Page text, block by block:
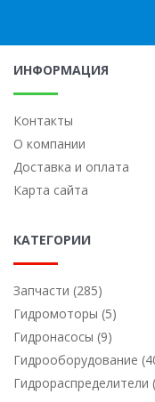
ИНФОРМАЦИЯ
Контакты
О компании
Доставка и оплата
Карта сайта
КАТЕГОРИИ
Запчасти (285)
Гидромоторы (5)
Гидронасосы (9)
Гидрооборудование
Гидрораспределители